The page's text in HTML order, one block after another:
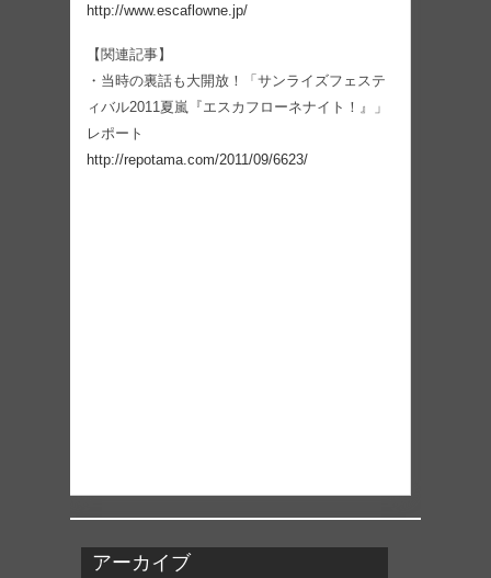
http://www.escaflowne.jp/
【関連記事】
・当時の裏話も大開放！「サンライズフェステ
ィバル2011夏嵐『エスカフローネナイト！』」
レポート
http://repotama.com/2011/09/6623/
アーカイブ